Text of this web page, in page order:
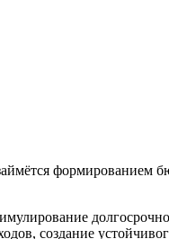
формированием
создание